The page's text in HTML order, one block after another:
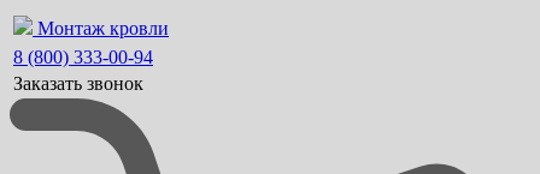
Монтаж кровли
8 (800) 333-00-94
Заказать звонок